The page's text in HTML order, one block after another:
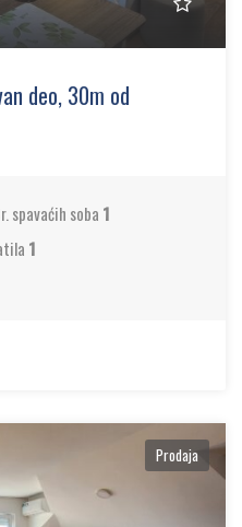
deo, 30m od
spavaćih soba 1
1
Prodaja